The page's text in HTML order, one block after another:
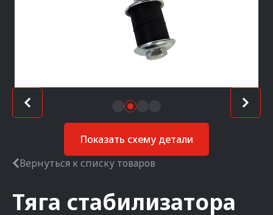
Показать схему детали
Вернуться к списку товаров
Тяга стабилизатора